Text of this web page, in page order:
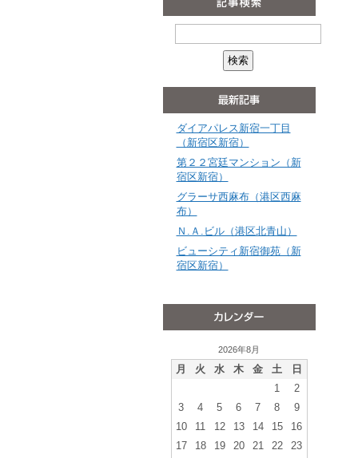
ダイアパレス新宿一丁目
（新宿区新宿）
第２２宮廷マンション（新
宿区新宿）
グラーサ西麻布（港区西麻
布）
Ｎ.Ａ.ビル（港区北青山）
ビューシティ新宿御苑（新
宿区新宿）
2026年8月
月 火 水 木 金 土 日
1
2
3
4 5 6 7 8
9
10
11 12 13 14 15
16
17
18 19 20 21 22
23